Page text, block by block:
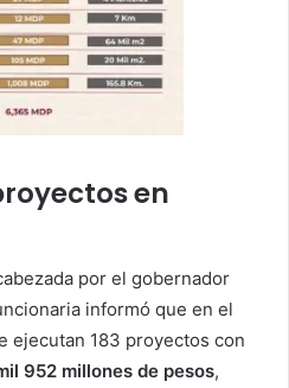
en
por el gobernador
informó que en el
ejecutan 183 proyectos con
952 millones de pesos,